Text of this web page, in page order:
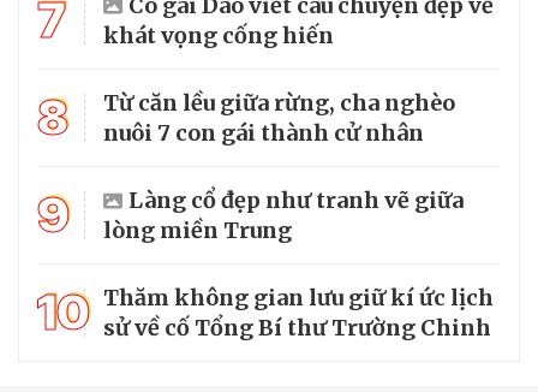
7
khát vọng cống hiến
8
Từ căn lều giữa rừng, cha nghèo
nuôi 7 con gái thành cử nhân
9
Làng cổ đẹp như tranh vẽ giữa
lòng miền Trung
10 Thăm không gian lưu giữ kí ức lịch
sử về cố Tổng Bí thư Trường Chinh